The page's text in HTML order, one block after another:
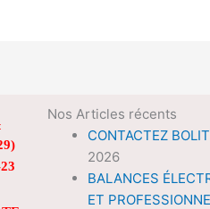
Nos Articles récents
CONTACTEZ
2026
BALANCES
ET